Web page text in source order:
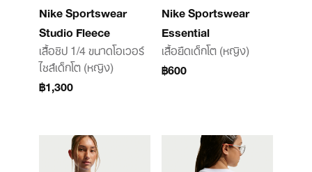
Nike Sportswear
Studio Fleece
เสื้อซิป 1/4 ขนาดโอเวอร์
ไซส์เด็กโต (หญิง)
฿1,300
Nike Sportswear
Essential
เสื้อยืดเด็กโต (หญิง)
฿600